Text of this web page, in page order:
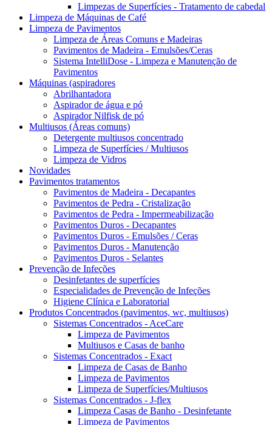
Limpezas de Superfícies - Tratamento de cabedal
Limpeza de Máquinas de Café
Limpeza de Pavimentos
Limpeza de Áreas Comuns e Madeiras
Pavimentos de Madeira - Emulsões/Ceras
Sistema IntelliDose - Limpeza e Manutenção de
Pavimentos
Máquinas (aspiradores
Abrilhantadora
Aspirador de água e pó
Aspirador Nilfisk de pó
Multiusos (Áreas comuns)
Detergente multiusos concentrado
Limpeza de Superfícies / Multiusos
Limpeza de Vidros
Novidades
Pavimentos tratamentos
Pavimentos de Madeira - Decapantes
Pavimentos de Pedra - Cristalização
Pavimentos de Pedra - Impermeabilização
Pavimentos Duros - Decapantes
Pavimentos Duros - Emulsões / Ceras
Pavimentos Duros - Manutenção
Pavimentos Duros - Selantes
Prevenção de Infeções
Desinfetantes de superfícies
Especialidades de Prevenção de Infeções
Higiene Clínica e Laboratorial
Produtos Concentrados (pavimentos, wc, multiusos)
Sistemas Concentrados - AceCare
Limpeza de Pavimentos
Multiusos e Casas de banho
Sistemas Concentrados - Exact
Limpeza de Casas de Banho
Limpeza de Pavimentos
Limpeza de Superfícies/Multiusos
Sistemas Concentrados - J-flex
Limpeza Casas de Banho - Desinfetante
Limpeza de Pavimentos